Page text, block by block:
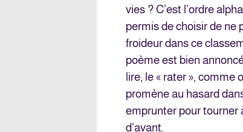
vies ? C’est l’ordre
permis de choisir de ne
froideur dans ce
poème est bien
lire, le « rater », comme
promène au hasard
emprunter pour tourner
d’avant.